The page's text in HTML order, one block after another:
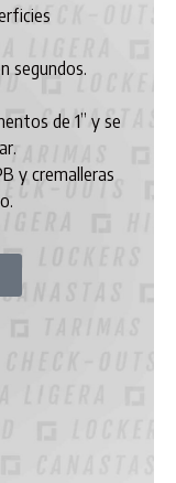
segundos.
de 1’’ y se
y cremalleras